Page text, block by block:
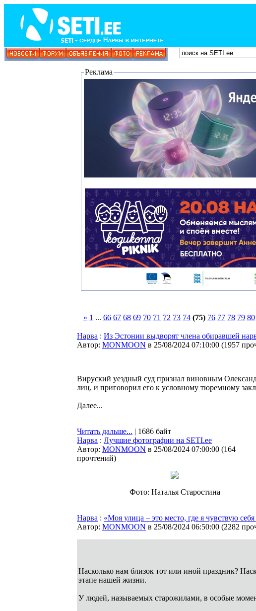
Реклама
« 1 ... 66 67 68 69 70 71 72 73 74 (75) 76 77 78 79 80
Нарва : Из Эстонии выдворят члена обиравшей
Автор: MONMOON в 25/08/2024 07:10:00 (1957
Вируский уездный суд признал виновным
лиц, и приговорил его к условному тюремному
Далее...
Читать дальше... | 1686 байт
Нарва : Лучшие фотографии на SETI.ee
Автор: MONMOON в 25/08/2024 07:00:00 (164
прочтений)
Фото: Наталья Старостина
Нарва : «Моя улица – это место, где я чувствую
Автор: MONMOON в 25/08/2024 06:50:00 (2282
Насколько нам близок тот или иной праздник?
этапе нашей жизни.
У людей, называемых старожилами, в особые